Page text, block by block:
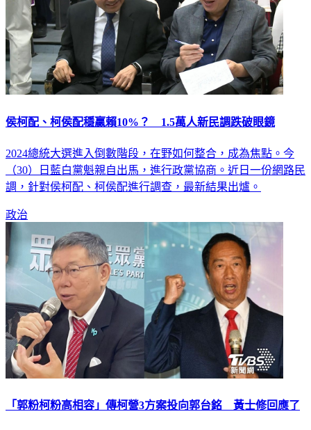
侯柯配、柯侯配穩贏賴10%？ 1.5萬人新民調跌破眼鏡
2024總統大選進入倒數階段，在野如何整合，成為焦點。今
（30）日藍白黨魁親自出馬，進行政黨協商。近日一份網路民
調，針對侯柯配、柯侯配進行調查，最新結果出爐。
政治
「郭粉柯粉高相容」傳柯營3方案投向郭台銘 黃士修回應了